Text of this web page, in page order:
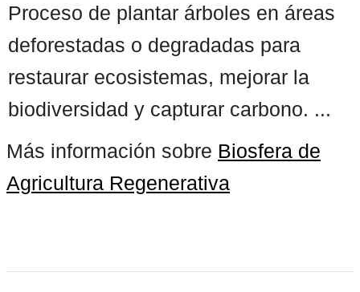
Proceso de plantar árboles en áreas
deforestadas o degradadas para
restaurar ecosistemas, mejorar la
biodiversidad y capturar carbono. ...
Más información sobre Biosfera de
Agricultura Regenerativa